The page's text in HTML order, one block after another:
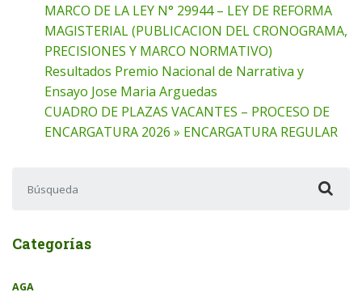
MARCO DE LA LEY N° 29944 – LEY DE REFORMA
MAGISTERIAL (PUBLICACION DEL CRONOGRAMA,
PRECISIONES Y MARCO NORMATIVO)
Resultados Premio Nacional de Narrativa y
Ensayo Jose Maria Arguedas
CUADRO DE PLAZAS VACANTES – PROCESO DE
ENCARGATURA 2026 » ENCARGATURA REGULAR
Categorías
AGA